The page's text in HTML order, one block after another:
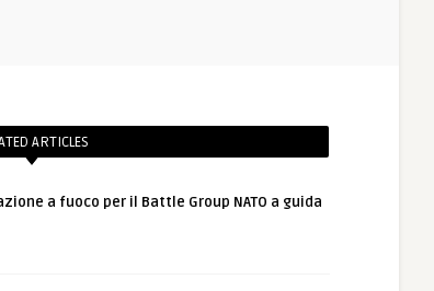
ARTICLES
a fuoco per il Battle Group NATO a guida